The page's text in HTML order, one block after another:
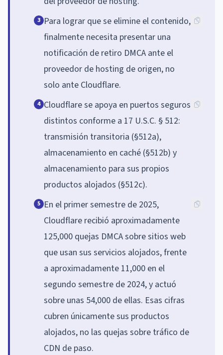
3 Para lograr que se elimine el contenido,
finalmente necesita presentar una
notificación de retiro DMCA ante el
proveedor de hosting de origen, no
solo ante Cloudflare.
4 Cloudflare se apoya en puertos seguros
distintos conforme a 17 U.S.C. § 512:
transmisión transitoria (§512a),
almacenamiento en caché (§512b) y
almacenamiento para sus propios
productos alojados (§512c).
5 En el primer semestre de 2025,
Cloudflare recibió aproximadamente
125,000 quejas DMCA sobre sitios web
que usan sus servicios alojados, frente
a aproximadamente 11,000 en el
segundo semestre de 2024, y actuó
sobre unas 54,000 de ellas. Esas cifras
cubren únicamente sus productos
alojados, no las quejas sobre tráfico de
CDN de paso.